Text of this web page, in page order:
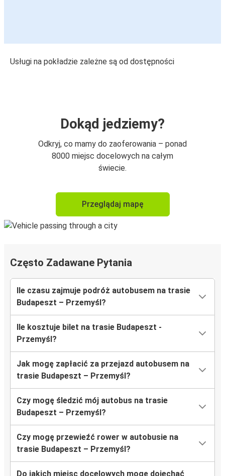
Usługi na pokładzie zależne są od dostępności
Dokąd jedziemy?
Odkryj, co mamy do zaoferowania – ponad
8000 miejsc docelowych na całym
świecie.
Przeglądaj mapę
Często Zadawane Pytania
Ile czasu zajmuje podróż autobusem na trasie
Budapeszt – Przemyśl?
Ile kosztuje bilet na trasie Budapeszt -
Przemyśl?
Jak mogę zapłacić za przejazd autobusem na
trasie Budapeszt – Przemyśl?
Czy mogę śledzić mój autobus na trasie
Budapeszt – Przemyśl?
Czy mogę przewieźć rower w autobusie na
trasie Budapeszt – Przemyśl?
Do jakich miejsc docelowych mogę dojechać